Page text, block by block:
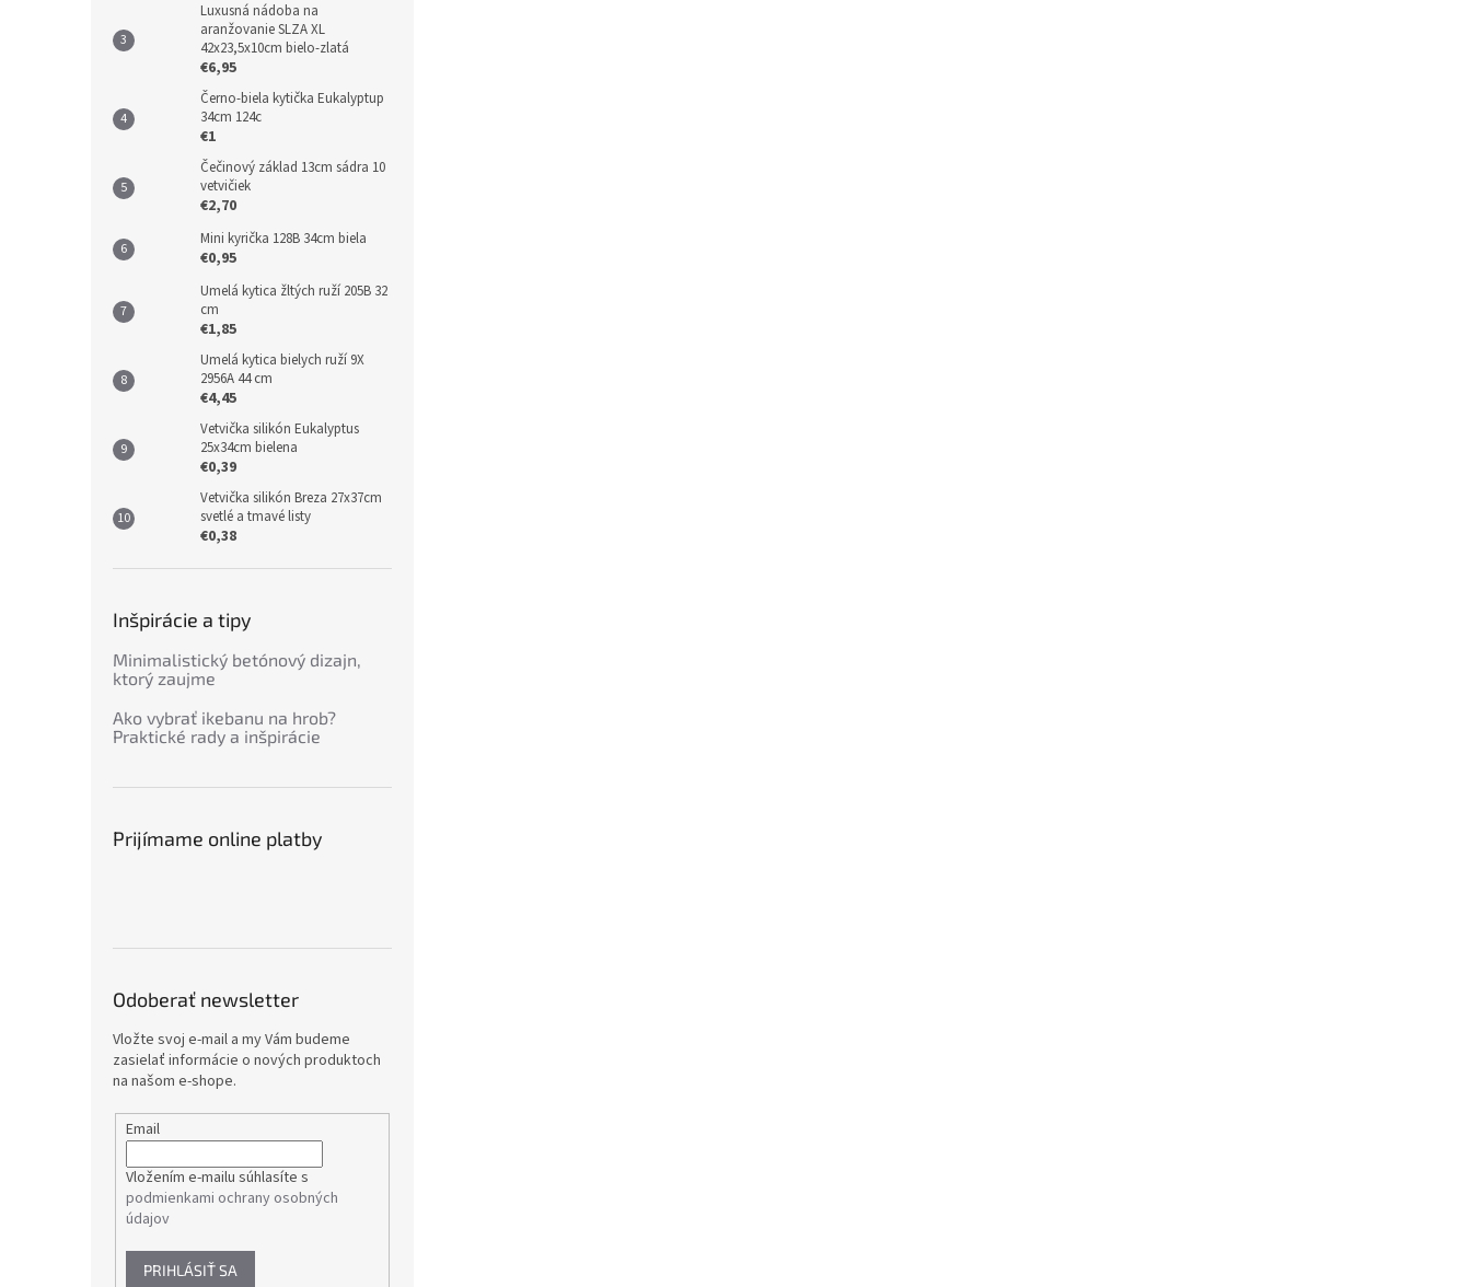
Luxusná nádoba na
aranžovanie SLZA XL
42x23,5x10cm bielo-zlatá
€6,95
Černo-biela kytička Eukalyptup
34cm 124c
€1
Čečinový základ 13cm sádra 10
vetvičiek
€2,70
Mini kyrička 128B 34cm biela
€0,95
Umelá kytica žltých ruží 205B 32
cm
€1,85
Umelá kytica bielych ruží 9X
2956A 44 cm
€4,45
Vetvička silikón Eukalyptus
25x34cm bielena
€0,39
Vetvička silikón Breza 27x37cm
svetlé a tmavé listy
€0,38
Inšpirácie a tipy
Minimalistický betónový dizajn,
ktorý zaujme
Ako vybrať ikebanu na hrob?
Praktické rady a inšpirácie
Prijímame online platby
Odoberať newsletter
Vložte svoj e-mail a my Vám budeme
zasielať informácie o nových produktoch
na našom e-shope.
Email
Vložením e-mailu súhlasíte s
podmienkami ochrany osobných
údajov
PRIHLÁSIŤ SA